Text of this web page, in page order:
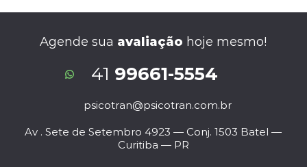
Agende sua avaliação hoje mesmo!
41 99661-5554
psicotran@psicotran.com.br
Av . Sete de Setembro 4923 — Conj. 1503 Batel —
Curitiba — PR